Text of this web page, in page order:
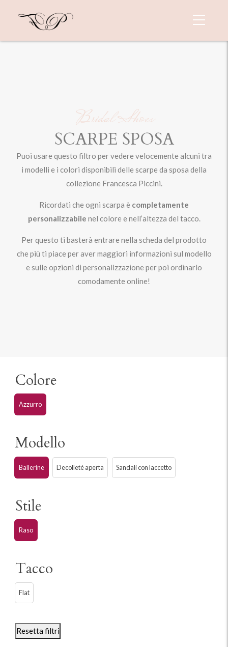
Bridal Shoes
SCARPE SPOSA
Puoi usare questo filtro per vedere velocemente alcuni tra
i modelli e i colori disponibili delle scarpe da sposa della
collezione Francesca Piccini.
Ricordati che ogni scarpa è completamente
personalizzabile nel colore e nell’altezza del tacco.
Per questo ti basterà entrare nella scheda del prodotto
che più ti piace per aver maggiori informazioni sul modello
e sulle opzioni di personalizzazione per poi ordinarlo
comodamente online!
Colore
Azzurro
Modello
Ballerine Decolleté aperta Sandali con laccetto
Stile
Raso
Tacco
Flat
Resetta filtri